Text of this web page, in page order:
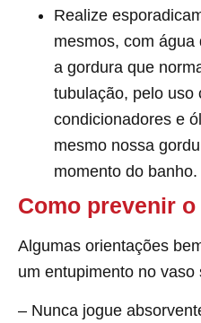
Realize
mesmos, com
a gordura que
tubulação, pelo uso
condicionadores e
mesmo nossa
momento do banho.
Como prevenir
Algumas orientações
um entupimento no vaso
– Nunca jogue